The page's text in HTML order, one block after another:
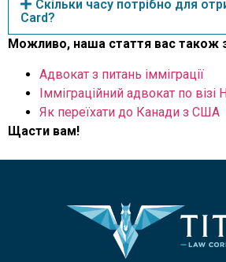
Скільки часу потрібно для
Card?
Можливо, наша стаття вас також
Адвокат з питань імміграції
Імміграційний адвокат по візі
Як переїхати до Канади з США
Щасти вам!